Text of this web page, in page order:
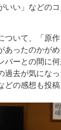
いい」などの
いて、「原作
あったのかが
バーとの間に
過去が気にな
の感想も投稿